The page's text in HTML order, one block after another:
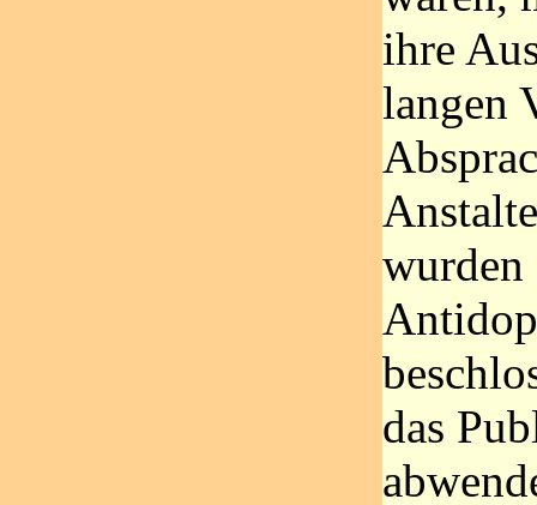
ihre
langen
wurden
das